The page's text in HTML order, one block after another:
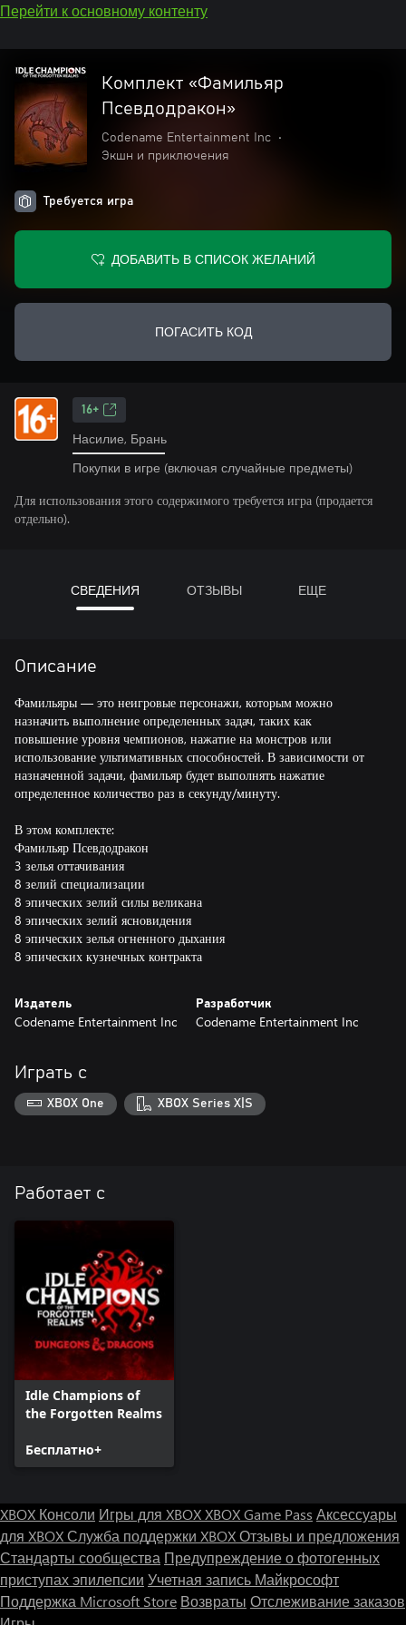
Перейти к основному контенту
Комплект «Фамильяр
Псевдодракон»
Codename Entertainment Inc
•
Экшн и приключения
Требуется игра
ДОБАВИТЬ В СПИСОК ЖЕЛАНИЙ
ПОГАСИТЬ КОД
16+
Насилие, Брань
Покупки в игре (включая случайные предметы)
Для использования этого содержимого требуется игра (продается
отдельно).
СВЕДЕНИЯ ОТЗЫВЫ ЕЩЕ
Описание
Фамильяры — это неигровые персонажи, которым можно
назначить выполнение определенных задач, таких как
повышение уровня чемпионов, нажатие на монстров или
использование ультимативных способностей. В зависимости от
назначенной задачи, фамильяр будет выполнять нажатие
определенное количество раз в секунду/минуту.
В этом комплекте:
Фамильяр Псевдодракон
3 зелья оттачивания
8 зелий специализации
8 эпических зелий силы великана
8 эпических зелий ясновидения
8 эпических зелья огненного дыхания
8 эпических кузнечных контракта
Издатель
Codename Entertainment Inc
Разработчик
Codename Entertainment Inc
Играть с
XBOX One XBOX Series X|S
Работает с
Idle Champions of
the Forgotten Realms
Бесплатно+
XBOX Консоли Игры для XBOXXBOX Game Pass Аксессуары
для XBOXСлужба поддержки XBOXОтзывы и предложения
Стандарты сообщества Предупреждение о фотогенных
приступах эпилепсии Учетная запись Майкрософт
Поддержка Microsoft Store Возвраты Отслеживание заказов